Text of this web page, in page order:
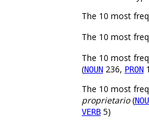
The 10 most
The 10 most
The 10 most
(NOUN 236, PRON
The 10 most
proprietario(
VERB 5)